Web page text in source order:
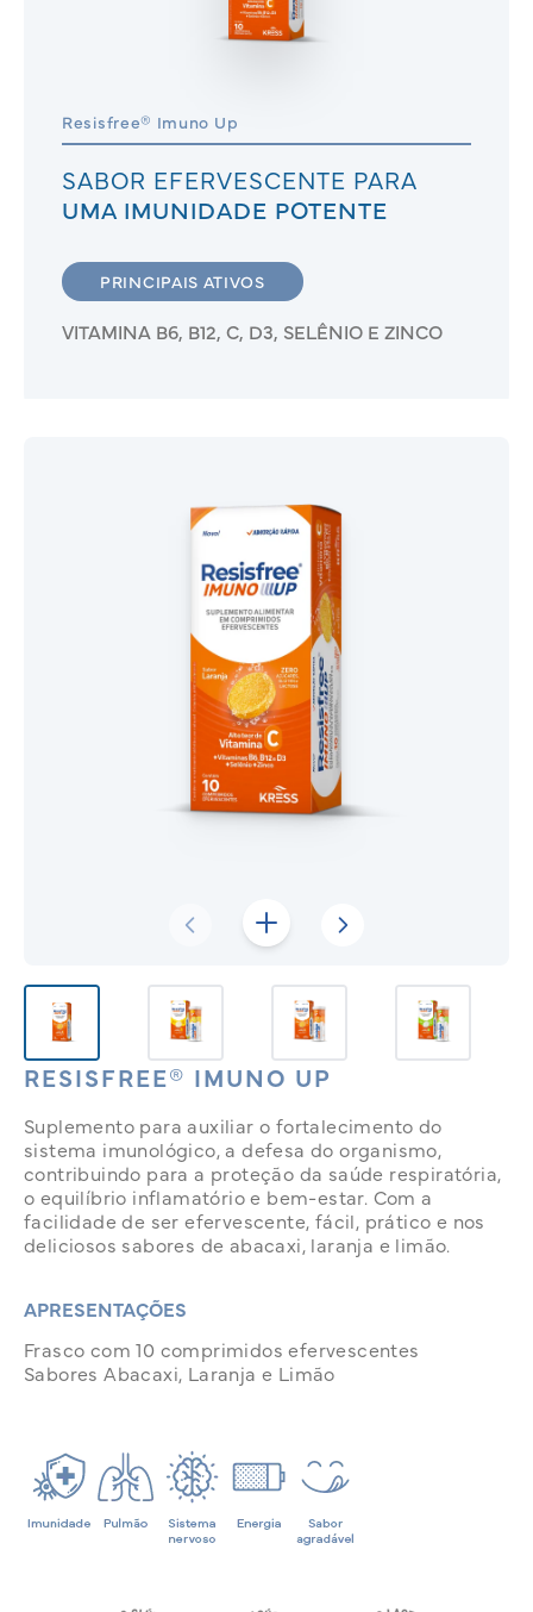
Resisfree® Imuno Up
SABOR EFERVESCENTE PARA
UMA IMUNIDADE POTENTE
PRINCIPAIS ATIVOS
VITAMINA B6, B12, C, D3, SELÊNIO E ZINCO
RESISFREE® IMUNO UP
Suplemento para auxiliar o fortalecimento do
sistema imunológico, a defesa do organismo,
contribuindo para a proteção da saúde respiratória,
o equilíbrio inflamatório e bem-estar. Com a
facilidade de ser efervescente, fácil, prático e nos
deliciosos sabores de abacaxi, laranja e limão.
APRESENTAÇÕES
Frasco com 10 comprimidos efervescentes
Sabores Abacaxi, Laranja e Limão